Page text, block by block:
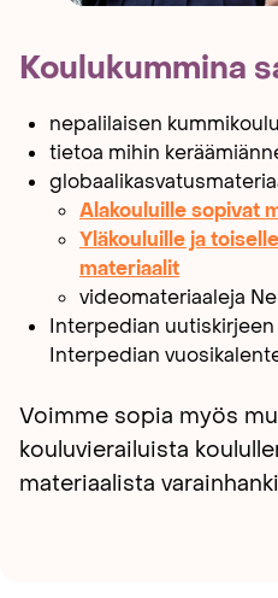
Koulukummina
nepalilaisen
tietoa mihin
Alakouluille sopivat
Yläkouluille ja
materiaalit
videomateriaaleja
Interpedian
Interpedian
Voimme sopia myös
kouluvierailuista
materiaalista